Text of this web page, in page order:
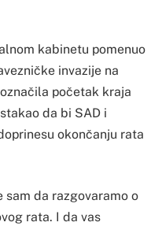
kabinetu pomenuo
invazije na
početak kraja
da bi SAD i
okončanju rata
sam da razgovaramo o
rata. I da vas